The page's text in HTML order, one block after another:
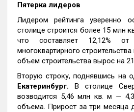
Пятерка лидеров
Лидером рейтинга уверенно
столице строится более 15 млн
что составляет 12,12%
многоквартирного строительства
объем строительства вырос на
Вторую строку, поднявшись на
Екатеринбург. В столице
возводится 5,46 млн кв. м —
объема. Прирост за три месяца